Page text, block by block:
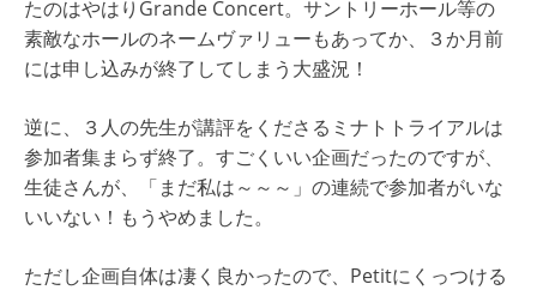
たのはやはりGrande Concert。サントリーホール等の
素敵なホールのネームヴァリューもあってか、３か月前
には申し込みが終了してしまう大盛況！
逆に、３人の先生が講評をくださるミナトトライアルは
参加者集まらず終了。すごくいい企画だったのですが、
生徒さんが、「まだ私は～～～」の連続で参加者がいな
いいない！もうやめました。
ただし企画自体は凄く良かったので、Petitにくっつける